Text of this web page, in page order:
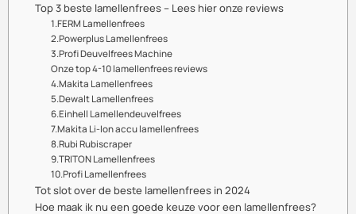
Top 3 beste lamellenfrees – Lees hier onze reviews
1.FERM Lamellenfrees
2.Powerplus Lamellenfrees
3.Profi Deuvelfrees Machine
Onze top 4-10 lamellenfrees reviews
4.Makita Lamellenfrees
5.Dewalt Lamellenfrees
6.Einhell Lamellendeuvelfrees
7.Makita Li-Ion accu lamellenfrees
8.Rubi Rubiscraper
9.TRITON Lamellenfrees
10.Profi Lamellenfrees
Tot slot over de beste lamellenfrees in 2024
Hoe maak ik nu een goede keuze voor een lamellenfrees?